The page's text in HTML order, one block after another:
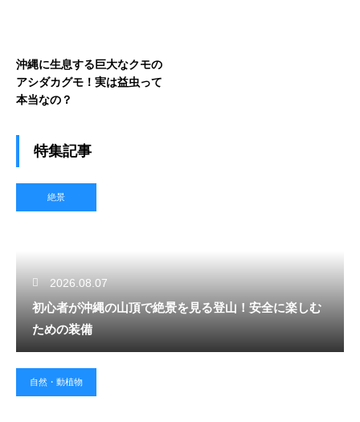
沖縄に生息する巨大なクモの
アシダカグモ！実は益虫って
本当なの？
特集記事
絶景
2026.08.07
初心者が沖縄の山頂で絶景を見る登山！安全に楽しむ
ための装備
自然・動植物